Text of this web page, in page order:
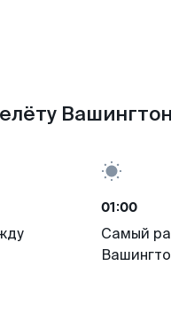
Вашингтон
01:00
Самый